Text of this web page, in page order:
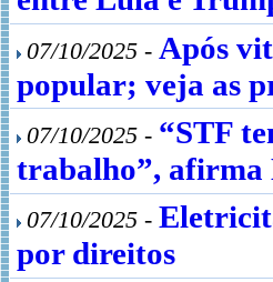
07/10/2025 - Após
popular; veja as
07/10/2025 - “STF
trabalho”, afirma
07/10/2025 -
por direitos